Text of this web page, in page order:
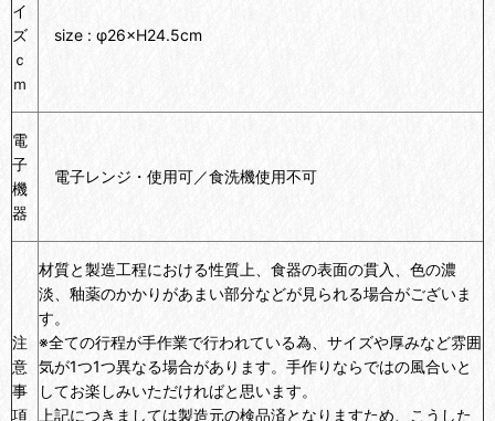
イ
ズ
ｃ
ｍ
size : φ26×H24.5cm
電
子
機
器
電子レンジ・使用可／食洗機使用不可
注
意
事
項
材質と製造工程における性質上、食器の表面の貫入、色の濃
淡、釉薬のかかりがあまい部分などが見られる場合がございま
す。
※全ての行程が手作業で行われている為、サイズや厚みなど雰囲
気が1つ1つ異なる場合があります。手作りならではの風合いと
してお楽しみいただければと思います。
上記につきましては製造元の検品済となりますため、こうした